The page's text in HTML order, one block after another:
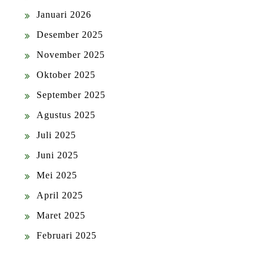
Januari 2026
Desember 2025
November 2025
Oktober 2025
September 2025
Agustus 2025
Juli 2025
Juni 2025
Mei 2025
April 2025
Maret 2025
Februari 2025